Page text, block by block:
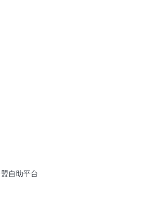
自助平台